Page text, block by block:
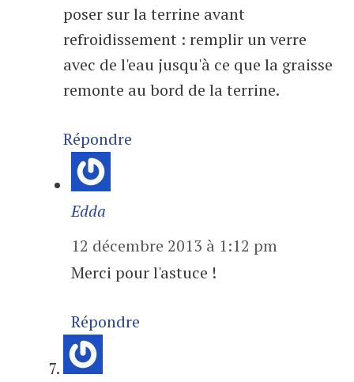
poser sur la terrine avant
refroidissement : remplir un verre
avec de l'eau jusqu'à ce que la graisse
remonte au bord de la terrine.
Répondre
Edda
12 décembre 2013 à 1:12 pm
Merci pour l'astuce !
Répondre